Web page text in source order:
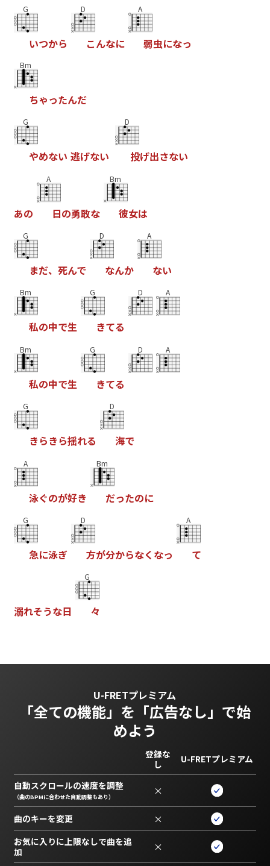
G
いつから
D
こんなに
A
弱虫になっ
Bm
ちゃったんだ
G
やめない 逃げない
D
投げ出さない
あの
A
日の勇敢な
Bm
彼女は
G
まだ、 死んで
D
なんか
A
ない
Bm
私の中で生
G
きてる
D A
Bm
私の中で生
G
きてる
D A
G
きらきら揺れる
D
海で
A
泳ぐのが好き
Bm
だったのに
G
急に泳ぎ
D
方が分からなく なっ
A
て
溺れそうな日
G
々
U-FRETプレミアム
「全ての機能」を 「広告なし」で始
めよう
登録な
し
U-FRETプレミアム
自動スクロールの速度を調整
（曲のBPMに合わせた自動調整もあり） ×
曲のキーを変更 ×
お気に入りに上限なしで曲を追
加
×